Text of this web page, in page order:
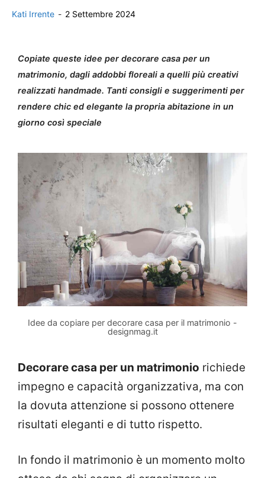
Kati Irrente - 2 Settembre 2024
Copiate queste idee per decorare casa per un
matrimonio, dagli addobbi floreali a quelli più creativi
realizzati handmade. Tanti consigli e suggerimenti per
rendere chic ed elegante la propria abitazione in un
giorno così speciale
Idee da copiare per decorare casa per il matrimonio -
designmag.it
Decorare casa per un matrimonio richiede
impegno e capacità organizzativa, ma con
la dovuta attenzione si possono ottenere
risultati eleganti e di tutto rispetto.
In fondo il matrimonio è un momento molto